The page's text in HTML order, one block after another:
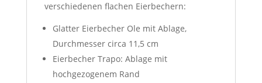
verschiedenen flachen Eierbechern:
Glatter Eierbecher Ole mit Ablage,
Durchmesser circa 11,5 cm
Eierbecher Trapo: Ablage mit
hochgezogenem Rand